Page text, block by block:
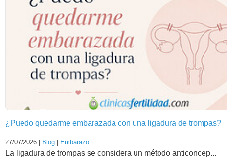
¿Puedo quedarme embarazada con una ligadura de trompas?
27/07/2026 | Blog | Embarazo
La ligadura de trompas se considera un método anticoncep...